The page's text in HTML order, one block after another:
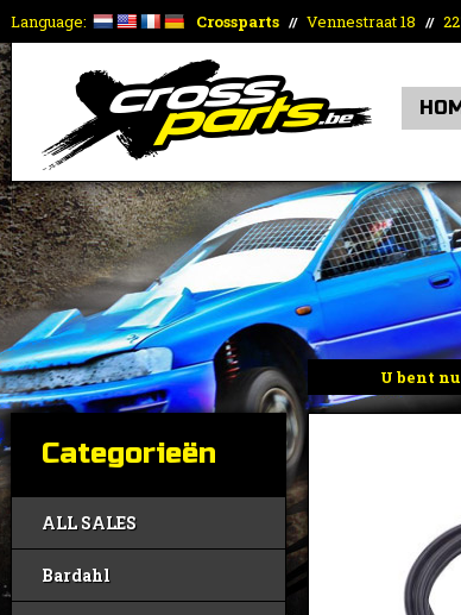
Language: Crossparts // Vennestraat 18 //
U bent
Categorieën
ALL SALES
Bardahl